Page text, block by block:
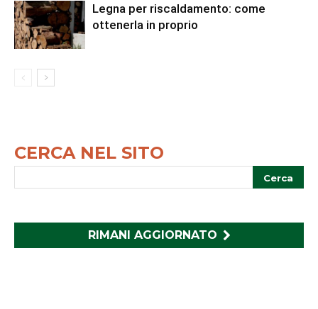
Legna per riscaldamento: come
ottenerla in proprio
CERCA NEL SITO
RIMANI AGGIORNATO